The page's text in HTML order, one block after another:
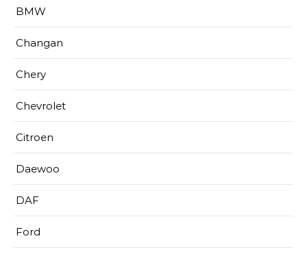
BMW
Changan
Chery
Chevrolet
Citroen
Daewoo
DAF
Ford